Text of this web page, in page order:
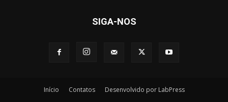
SIGA-NOS
Início Contatos Desenvolvido por LabPress